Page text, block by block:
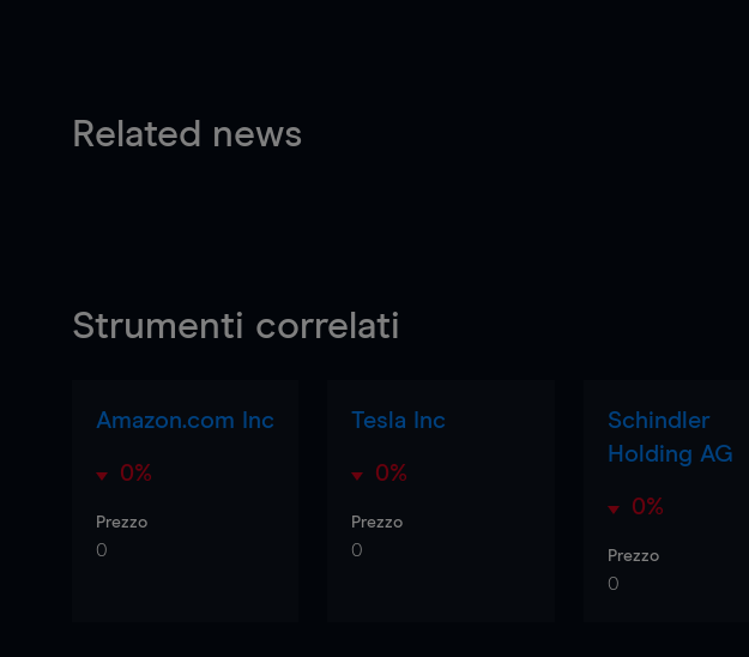
Related news
Strumenti correlati
Amazon.com Inc
0%
Prezzo
0
Tesla Inc
0%
Prezzo
0
Schindler
Holding AG
0%
Prezzo
0